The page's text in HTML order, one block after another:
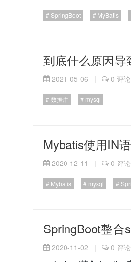
SpringBoot MyBatis
到底什么原因
2021-05-06 | 0 评论
数据库 mysql
Mybatis使用IN
2020-12-11 | 0 评论
Mybatis mysql
SpringBoot整
2020-11-02 | 0 评论